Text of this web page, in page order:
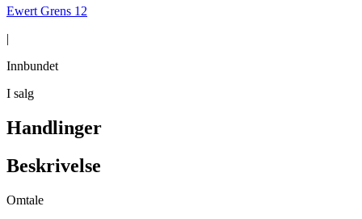
Ewert Grens 12
|
Innbundet
I salg
Handlinger
Beskrivelse
Omtale